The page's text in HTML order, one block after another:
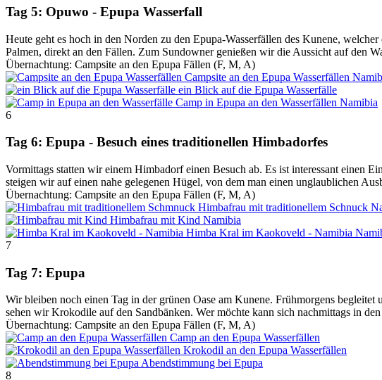
Tag 5: Opuwo - Epupa Wasserfall
Heute geht es hoch in den Norden zu den Epupa-Wasserfällen des Kunene,
Palmen, direkt an den Fällen. Zum Sundowner genießen wir die Aussicht auf den
Übernachtung: Campsite an den Epupa Fällen (F, M, A)
Campsite an den Epupa Wasserfällen
ein Blick auf die Epupa Wasserfälle
Camp in Epupa an den Wasserfällen Namibia
6
Tag 6: Epupa - Besuch eines traditionellen Himbadorfes
Vormittags statten wir einem Himbadorf einen Besuch ab. Es ist interessant einen
steigen wir auf einen nahe gelegenen Hügel, von dem man einen unglaublichen
Übernachtung: Campsite an den Epupa Fällen (F, M, A)
Himbafrau mit traditionellem Schnuck
Himbafrau mit Kind Namibia
Himba Kral im Kaokoveld - Namibia
7
Tag 7: Epupa
Wir bleiben noch einen Tag in der grünen Oase am Kunene. Frühmorgens
sehen wir Krokodile auf den Sandbänken. Wer möchte kann sich nachmittags in
Übernachtung: Campsite an den Epupa Fällen (F, M, A)
Camp an den Epupa Wasserfällen
Krokodil an den Epupa Wasserfällen
Abendstimmung bei Epupa
8